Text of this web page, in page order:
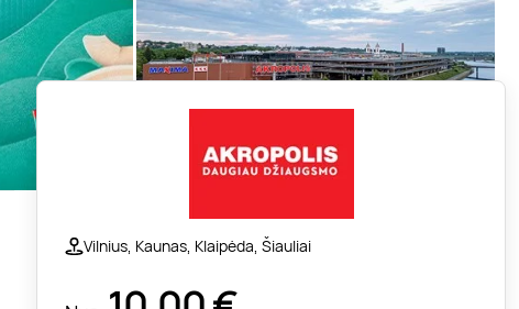
Vilnius, Kaunas, Klaipėda, Šiauliai